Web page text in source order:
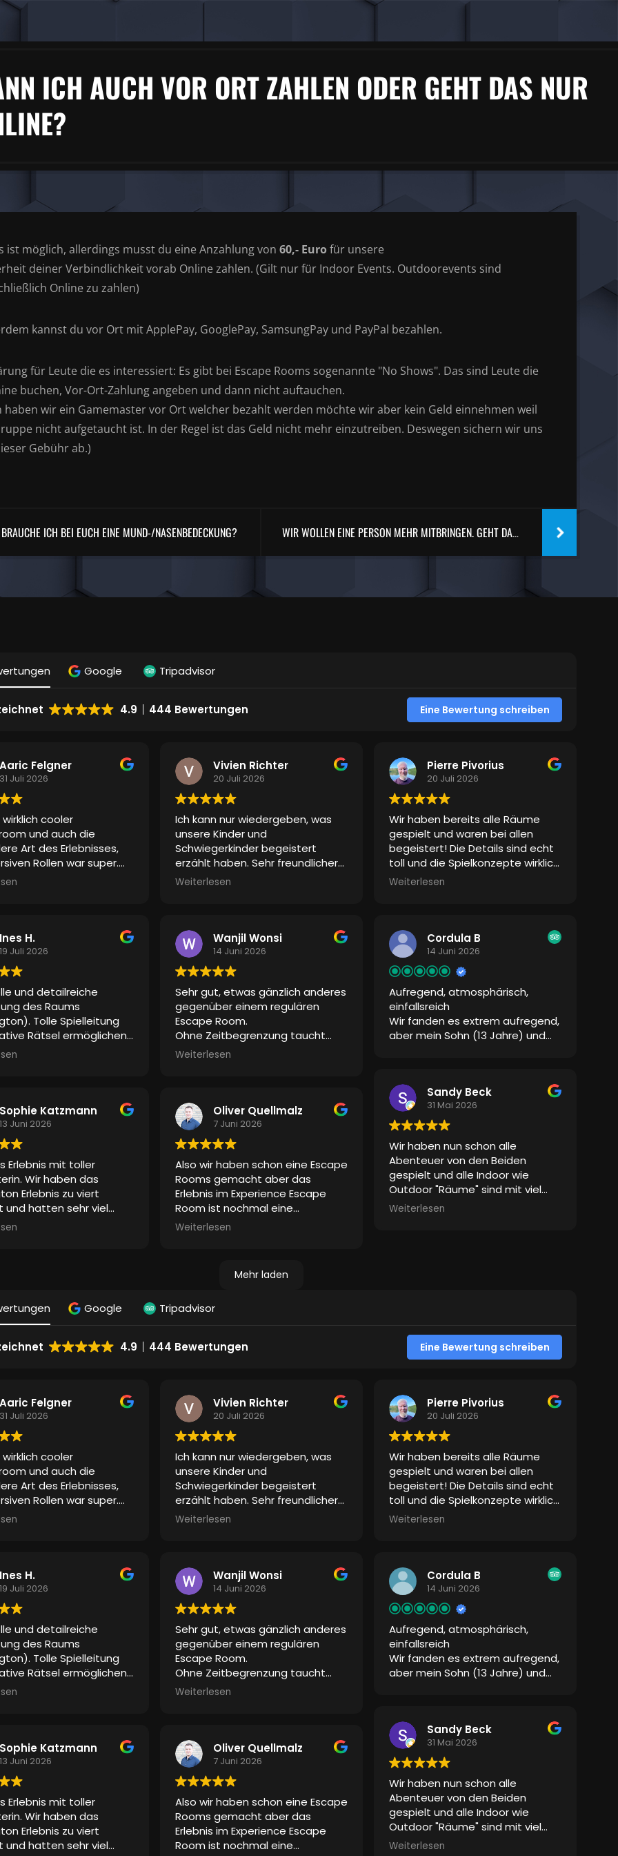
ICH AUCH VOR ORT ZAHLEN ODER GEHT DAS NUR
ist möglich, allerdings musst du eine Anzahlung von 60,- Eurofür unsere
deiner Verbindlichkeit vorab Online zahlen. (Gilt nur für Indoor Events. Outdoorevents sind
Online zu zahlen)
kannst du vor Ort mit ApplePay, GooglePay, SamsungPay und PayPal bezahlen.
für Leute die es interessiert: Es gibt bei Escape Rooms sogenannte "No Shows". Das sind Leute die
buchen, Vor-Ort-Zahlung angeben und dann nicht auftauchen.
haben wir ein Gamemaster vor Ort welcher bezahlt werden möchte wir aber kein Geld einnehmen weil
nicht aufgetaucht ist. In der Regel ist das Geld nicht mehr einzutreiben. Deswegen sichern wir uns
Gebühr ab.)
BRAUCHE ICH BEI EUCH EINE MUND-/NASENBEDECKUNG? WIR WOLLEN EINE PERSON MEHR MITBRINGEN. GEHT DAS?
Google Tripadvisor
4.9 444 Bewertungen Eine Bewertung schreiben
Aaric Felgner
31 Juli 2026
cooler
und auch die
Art des Erlebnisses,
Rollen war super.
ein eizigartigea
Ines H.
19 Juli 2026
und detailreiche
des Raums
Tolle Spielleitung
Rätsel ermöglichen
auf die Story
Sophie Katzmann
13 Juni 2026
Erlebnis mit toller
Wir haben das
Erlebnis zu viert
und hatten sehr viel
waren ganz gefesselt
Vivien Richter
20 Juli 2026
Ich kann nur wiedergeben, was
unsere Kinder und
Schwiegerkinder begeistert
erzählt haben. Sehr freundlicher
Empfang und Einführung. Als das
gestaltet war, als wäre man in
einer anderen Welt. Das
schauspielerische Talent wurde
sehr gelobt. Keine Spur von
Langeweile. Selbst den beiden
„Mädels“ hat es gefallen und
nicht nur weil sich ihre Männer wie
Superhelden in einem Film
gefühlt haben
Schauspieler war dabei. Davon
waren alle begeistert, da man
mit ihm agieren konnte. Es war
ein tolles Erlebnis für alle und sie
wollen es wieder tun
Vielen lieben Dank dafür
Weiterlesen
Wanjil Wonsi
14 Juni 2026
Sehr gut, etwas gänzlich anderes
gegenüber einem regulären
Escape Room.
Ohne Zeitbegrenzung taucht
man in eine Geschichte ein.
Weiterlesen
Oliver Quellmalz
7 Juni 2026
Also wir haben schon eine Escape
Rooms gemacht aber das
Erlebnis im Experience Escape
Room ist nochmal eine
Steigerung
eine oder andere weniger auf
überrascht, wie genial die
„Abenteuers“ ist… das verleiht
zeitnah auch weiter Räume
buchen. Viele Grüße
Weiterlesen
Pierre Pivorius
20 Juli 2026
Wir haben bereits alle Räume
gespielt und waren bei allen
begeistert! Die Details sind echt
toll und die Spielkonzepte wirklich
gut gemacht. Die Spielleiter
Weiterlesen
Cordula B
14 Juni 2026
Aufregend, atmosphärisch,
einfallsreich
Wir fanden es extrem aufregend,
aber mein Sohn (13 Jahre) und
Sandy Beck
31 Mai 2026
Wir haben nun schon alle
Abenteuer von den Beiden
gespielt und alle Indoor wie
Outdoor "Räume" sind mit viel
Liebe und Detailreichtum
Weiterlesen
Mehr laden
Google Tripadvisor
4.9 444 Bewertungen Eine Bewertung schreiben
Aaric Felgner
31 Juli 2026
cooler
und auch die
Art des Erlebnisses,
Rollen war super.
ein eizigartigea
Ines H.
19 Juli 2026
und detailreiche
des Raums
Tolle Spielleitung
Rätsel ermöglichen
auf die Story
Sophie Katzmann
13 Juni 2026
Erlebnis mit toller
Wir haben das
Erlebnis zu viert
und hatten sehr viel
Vivien Richter
20 Juli 2026
Ich kann nur wiedergeben, was
unsere Kinder und
Schwiegerkinder begeistert
erzählt haben. Sehr freundlicher
Empfang und Einführung. Als das
gestaltet war, als wäre man in
einer anderen Welt. Das
schauspielerische Talent wurde
sehr gelobt. Keine Spur von
Langeweile. Selbst den beiden
„Mädels“ hat es gefallen und
nicht nur weil sich ihre Männer wie
Superhelden in einem Film
gefühlt haben
Schauspieler war dabei. Davon
waren alle begeistert, da man
mit ihm agieren konnte. Es war
ein tolles Erlebnis für alle und sie
wollen es wieder tun
Vielen lieben Dank dafür
Weiterlesen
Wanjil Wonsi
14 Juni 2026
Sehr gut, etwas gänzlich anderes
gegenüber einem regulären
Escape Room.
Ohne Zeitbegrenzung taucht
man in eine Geschichte ein.
Weiterlesen
Oliver Quellmalz
7 Juni 2026
Also wir haben schon eine Escape
Rooms gemacht aber das
Erlebnis im Experience Escape
Room ist nochmal eine
Pierre Pivorius
20 Juli 2026
Wir haben bereits alle Räume
gespielt und waren bei allen
begeistert! Die Details sind echt
toll und die Spielkonzepte wirklich
gut gemacht. Die Spielleiter
Weiterlesen
Cordula B
14 Juni 2026
Aufregend, atmosphärisch,
einfallsreich
Wir fanden es extrem aufregend,
aber mein Sohn (13 Jahre) und
Sandy Beck
31 Mai 2026
Wir haben nun schon alle
Abenteuer von den Beiden
gespielt und alle Indoor wie
Outdoor "Räume" sind mit viel
Liebe und Detailreichtum
Weiterlesen